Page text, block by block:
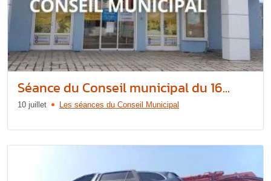
Séance du Conseil municipal du 16...
10 juillet Les séances du Conseil Municipal